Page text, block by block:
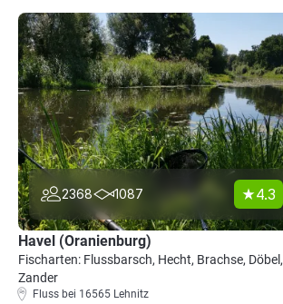
2368 1087 4.3
Havel (Oranienburg)
Fischarten: Flussbarsch, Hecht, Brachse, Döbel,
Zander
Fluss bei 16565 Lehnitz